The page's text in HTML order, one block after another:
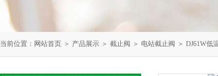
当前位置： 网站首页 ＞ 产品展示 ＞ 截止阀 ＞ 电站截止阀 ＞ DJ61W低